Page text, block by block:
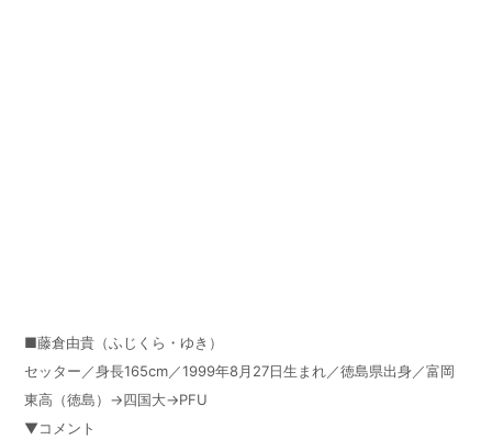
■藤倉由貴（ふじくら・ゆき）
セッター／身長165cm／1999年8月27日生まれ／徳島県出身／富岡
東高（徳島）→四国大→PFU
▼コメント